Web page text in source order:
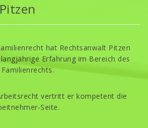
hat Rechtsanwalt Pitzen
Erfahrung im Bereich des
vertritt er kompetent die
Seite.